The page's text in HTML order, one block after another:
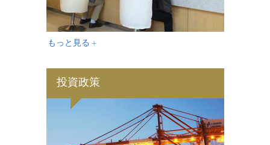
もっと見る +
投資政策